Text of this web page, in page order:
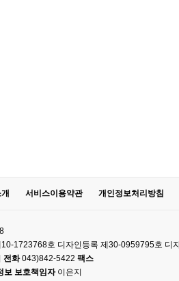
서비스이용약관 개인정보처리방침
1723768호 디자인등록 제30-0959795호 디
전화043)842-5422 팩스
보 보호책임자이은지